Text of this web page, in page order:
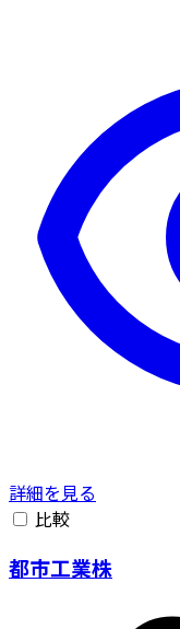
詳細を見る
比較
都市工業株